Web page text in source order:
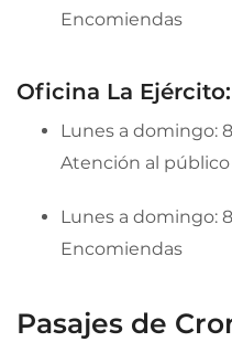
Encomiendas
Oficina La Ejército:
Lunes a domingo:
Atención al público
Lunes a domingo:
Encomiendas
Pasajes de